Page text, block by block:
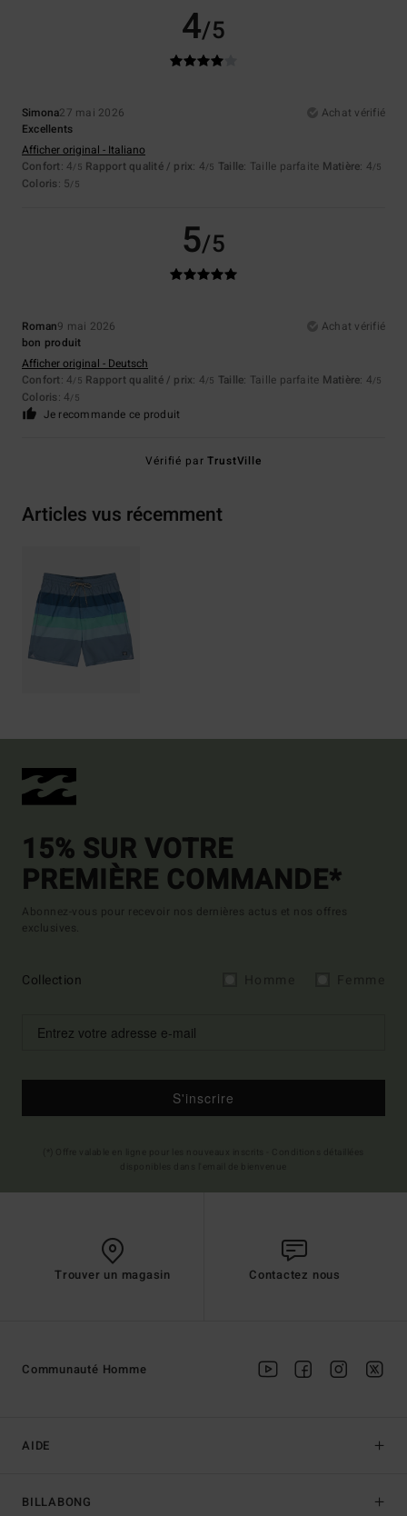
4/5
Simona27 mai 2026
Achat vérifié
Excellents
Afficher original - Italiano
Confort: 4/5 Rapport qualité / prix: 4/5 Taille: Taille parfaite Matière: 4/5
Coloris: 5/5
5/5
Roman9 mai 2026
Achat vérifié
bon produit
Afficher original - Deutsch
Confort: 4/5 Rapport qualité / prix: 4/5 Taille: Taille parfaite Matière: 4/5
Coloris: 4/5
Je recommande ce produit
Vérifié parTrustVille
Articles vus récemment
15% SUR VOTRE
PREMIÈRE COMMANDE*
Abonnez-vous pour recevoir nos dernières actus et nos offres
exclusives.
Collection
S'inscrire
Trouver un magasin Contactez nous
AIDE
BILLABONG
Communauté Homme